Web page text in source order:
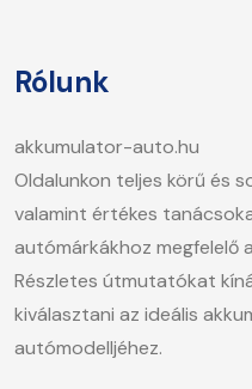
Rólunk
akkumulator-auto.hu
Oldalunkon teljes körű és
valamint értékes
autómárkákhoz megfelelő
Részletes útmutatókat
kiválasztani az ideális
autómodelljéhez.